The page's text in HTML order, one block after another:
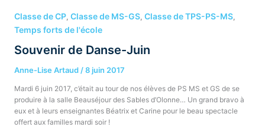
Classe de CP,Classe de MS-GS,Classe de TPS-PS-MS,
Temps forts de l'école
Souvenir de Danse-Juin
Anne-Lise Artaud /8 juin 2017
Mardi 6 juin 2017, c’était au tour de nos élèves de PS MS et GS de se
produire à la salle Beauséjour des Sables d’Olonne… Un grand bravo à
eux et à leurs enseignantes Béatrix et Carine pour le beau spectacle
offert aux familles mardi soir !
de
Danse-